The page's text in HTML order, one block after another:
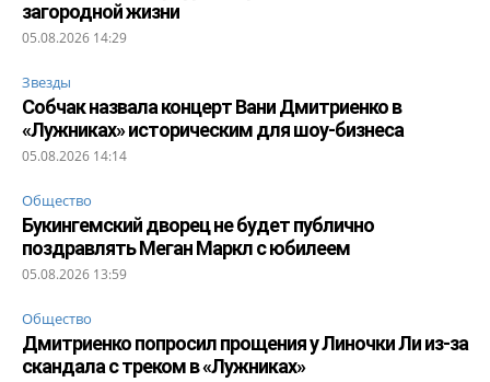
загородной жизни
05.08.2026 14:29
Звезды
Собчак назвала концерт Вани Дмитриенко в
«Лужниках» историческим для шоу-бизнеса
05.08.2026 14:14
Общество
Букингемский дворец не будет публично
поздравлять Меган Маркл с юбилеем
05.08.2026 13:59
Общество
Дмитриенко попросил прощения у Линочки Ли из-за
скандала с треком в «Лужниках»